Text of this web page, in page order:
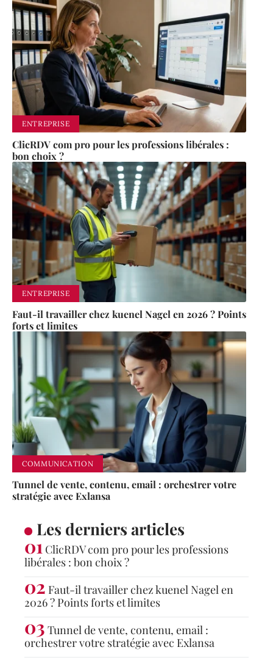
ENTREPRISE
ClicRDV com pro pour les professions libérales :
bon choix ?
ENTREPRISE
Faut-il travailler chez kuenel Nagel en 2026 ? Points
forts et limites
COMMUNICATION
Tunnel de vente, contenu, email : orchestrer votre
stratégie avec Exlansa
Les derniers articles
ClicRDV com pro pour les professions
libérales : bon choix ?
Faut-il travailler chez kuenel Nagel en
2026 ? Points forts et limites
Tunnel de vente, contenu, email :
orchestrer votre stratégie avec Exlansa